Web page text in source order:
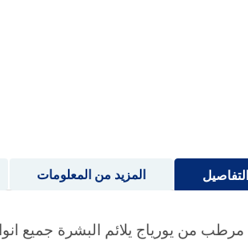
التفاصيل
مرطب من يورياج يلائم البشرة جميع انواع
المزيد من المعلومات